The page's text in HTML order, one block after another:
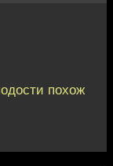
похож